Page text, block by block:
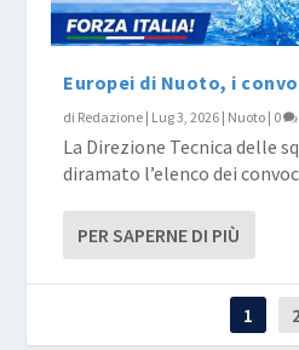
Europei di Nuoto, i
di Redazione | Lug 3, 2026 | Nuoto | 0
La Direzione Tecnica delle
diramato l’elenco dei
PER SAPERNE DI PIÙ
1